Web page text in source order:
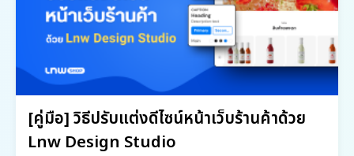
[คู่มือ] วิธีปรับแต่งดีไซน์หน้าเว็บร้านค้าด้วย
Lnw Design Studio